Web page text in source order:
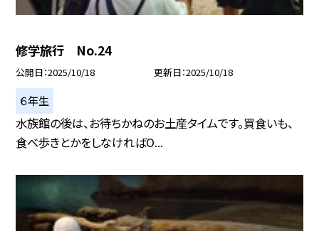
修学旅行 No.24
公開日 2025/10/18 更新日 2025/10/18
６年生
水族館の後は、お待ちかねのお土産タイムです。買食いも、
食べ歩きとかをしなければO...